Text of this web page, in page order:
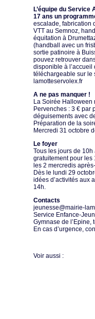
L’équipe du Service
17 ans un
escalade, fabrication
VTT au Semnoz,
équitation à
(handball avec un
sortie patinoire à
pouvez retrouver
disponible à l’accueil
téléchargeable sur le
lamotteservolex.fr
A ne pas manquer !
La Soirée Halloween
Pervenches : 3 € par
déguisements avec
Préparation de la
Mercredi 31 octobre
Le foyer
Tous les jours de
gratuitement pour les
les 2 mercredis
Dès le lundi 29
idées d’activités aux
14h.
Contacts
jeunesse@mairie-
Service Enfance-
Gymnase de l’Epine,
En cas d’urgence,
Voir aussi :